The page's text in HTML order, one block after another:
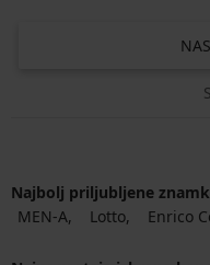
Najbolj priljubljene
MEN-A
Lotto Enrico